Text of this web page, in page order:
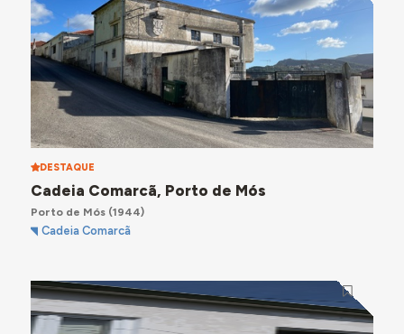
DESTAQUE
Cadeia Comarcã, Porto de Mós
Porto de Mós(1944)
Cadeia Comarcã